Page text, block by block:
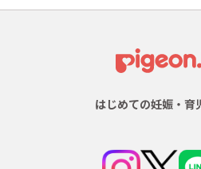
はじめての妊娠・育